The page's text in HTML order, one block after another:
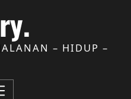
– HIDUP –